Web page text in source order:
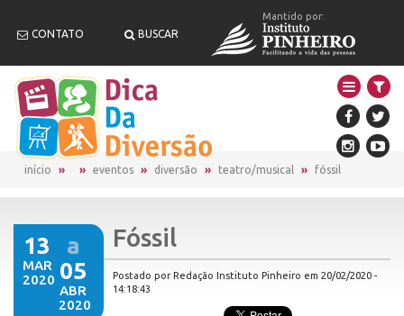
CONTATO BUSCAR
Mantido por:
início eventos diversão teatro/musical fóssil
13
MAR
2020
a
05
ABR
2020
Fóssil
Postado por Redação Instituto Pinheiro em 20/02/2020 -
14:18:43